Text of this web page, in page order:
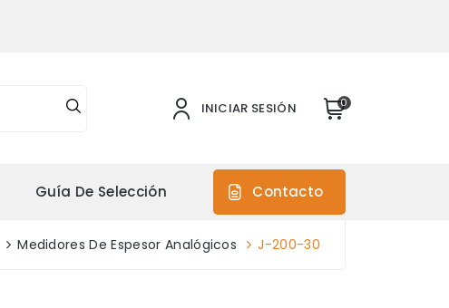
INICIAR SESIÓN 0
Guía De Selección Contacto
Medidores De Espesor Analógicos J-200-30